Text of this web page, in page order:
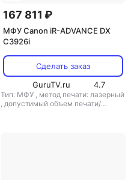
167 811 ₽
МФУ Canon iR-ADVANCE DX
C3926i
Сделать заказ
GuruTV.ru
4.7
Тип: МФУ , метод печати: лазерный
, допустимый объем печати/